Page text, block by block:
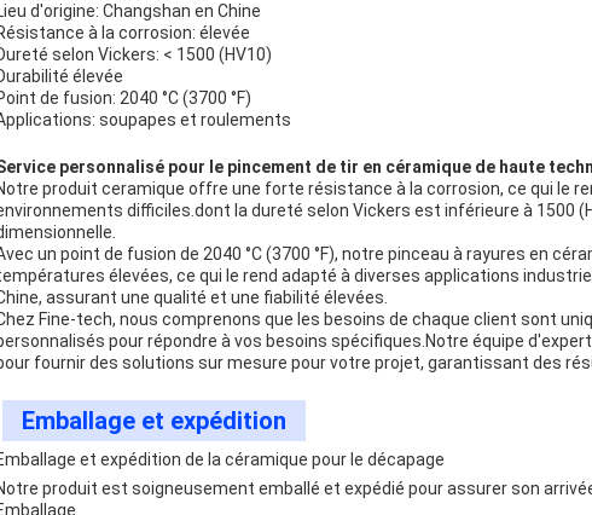
d'origine: Changshan en Chine
à la corrosion: élevée
selon Vickers: < 1500 (HV10)
élevée
de fusion: 2040 °C (3700 °F)
soupapes et roulements
personnalisé pour le pincement de tir en céramique de haute
produit ceramique offre une forte résistance à la corrosion, ce qui le
difficiles.dont la dureté selon Vickers est inférieure à 1500
un point de fusion de 2040 °C (3700 °F), notre pinceau à rayures en
élevées, ce qui le rend adapté à diverses applications
assurant une qualité et une fiabilité élevées.
Fine-tech, nous comprenons que les besoins de chaque client sont
pour répondre à vos besoins spécifiques.Notre équipe
fournir des solutions sur mesure pour votre projet, garantissant des
Emballage et expédition
et expédition de la céramique pour le décapage
produit est soigneusement emballé et expédié pour assurer son